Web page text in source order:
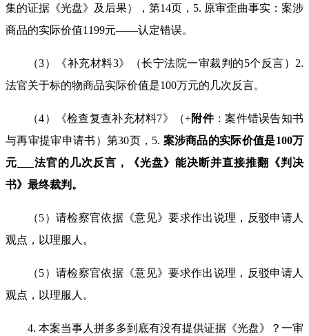
集的证据《光盘》及后果），第14页， 5. 原审歪曲事实：案涉
商品的实际价值1199元——认定错误。
（3）《补充材料3》（长宁法院一审裁判的5个反言） 2.
法官关于标的物商品实际价值是100万元的几次反言。
（4）《检查复查补充材料7》（+附件：案件错误告知书
与再审提审申请书）第30页， 5. 案涉商品的实际价值是100万
元
法官的几次反言，《光盘》能决断并直接推翻《判决
书》最终裁判。
（5）请检察官依据《意见》要求作出说理，反驳申请人
观点，以理服人。
（5）请检察官依据《意见》要求作出说理，反驳申请人
观点，以理服人。
4. 本案当事人拼多多到底有没有提供证据《光盘》？一审